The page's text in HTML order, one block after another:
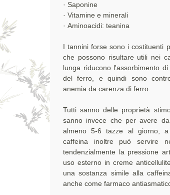
· Saponine
· Vitamine e minerali
· Aminoacidi: teanina
I tannini forse sono i costituenti
che possono risultare utili nei
lunga riducono l'assorbimento
del ferro, e quindi sono
anemia da carenza di ferro.
Tutti sanno delle proprietà
sanno invece che per avere
almeno 5-6 tazze al giorno,
caffeina inoltre può servire
tendenzialmente la pressione
uso esterno in creme
una sostanza simile alla
anche come farmaco